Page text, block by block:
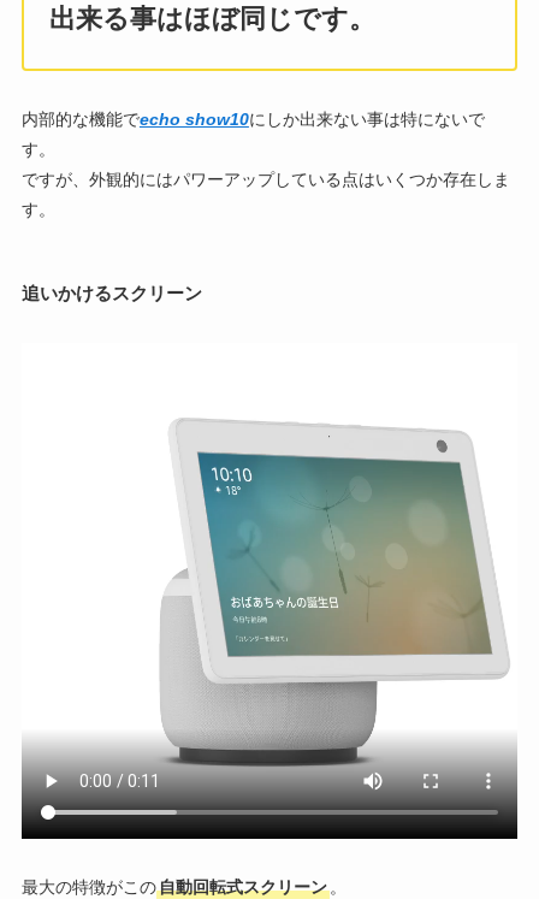
出来る事はほぼ同じです。
内部的な機能でecho show10にしか出来ない事は特にないで
す。
ですが、外観的にはパワーアップしている点はいくつか存在しま
す。
追いかけるスクリーン
最大の特徴がこの自動回転式スクリーン。